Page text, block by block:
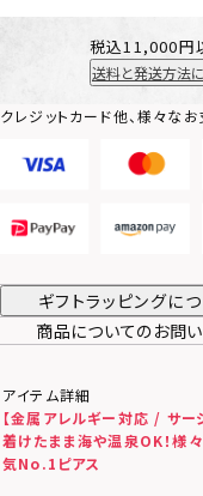
税込11,000円
送料と発送方法
クレジットカード他、様々な
ギフトラッピングに
商品についてのお問
アイテム詳細
【金属アレルギー対応 / サー
着けたまま海や温泉OK！様
気No.1ピアス